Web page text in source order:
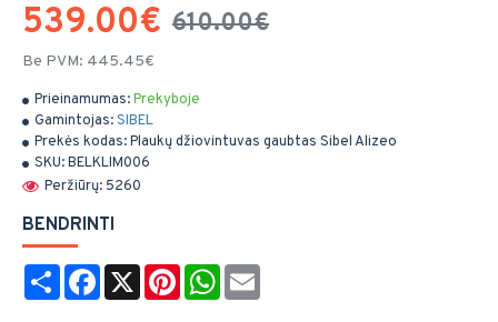
Prieinamumas:Prekyboje
Gamintojas:SIBEL
Prekės kodas:Plaukų džiovintuvas gaubtas Sibel Alizeo
SKU:BELKLIM006
Peržiūrų: 5260
539.00€ 610.00€
Be PVM: 445.45€
BENDRINTI
Share Facebook
X PinterestWhatsApp